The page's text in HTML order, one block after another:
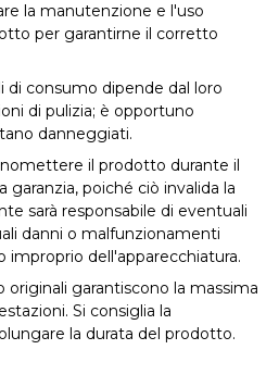
la manutenzione e l'uso
per garantirne il corretto
di consumo dipende dal loro
di pulizia; è opportuno
danneggiati.
il prodotto durante il
garanzia, poiché ciò invalida la
sarà responsabile di eventuali
danni o malfunzionamenti
improprio dell'apparecchiatura.
originali garantiscono la massima
Si consiglia la
la durata del prodotto.